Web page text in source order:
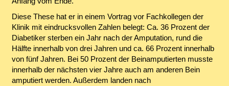
Diese These hat er in einem Vortrag vor Fachkollegen der
Klinik mit eindrucksvollen Zahlen belegt: Ca. 36 Prozent der
Diabetiker sterben ein Jahr nach der Amputation, rund die
Hälfte innerhalb von drei Jahren und ca. 66 Prozent innerhalb
von fünf Jahren. Bei 50 Prozent der Beinamputierten musste
innerhalb der nächsten vier Jahre auch am anderen Bein
amputiert werden. Außerdem landen nach